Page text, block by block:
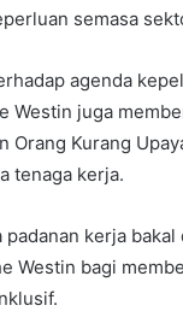
semasa
agenda
Westin juga
Orang Kurang
tenaga kerja.
kerja bakal
Westin bagi